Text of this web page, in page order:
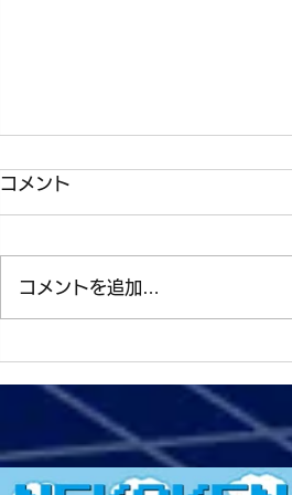
（試合結果）7月30日（日）
「AWAKEN THAT
JUSTICE」
コメント
コメントを追加…